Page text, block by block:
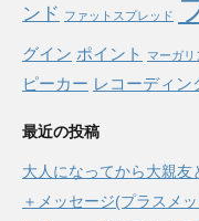
ンド ファットスプレッド
グイン ポイント マーガリ
ピーカー レコーディン
最近の投稿
大人になってから大親
＋メッセージ(プラスメ